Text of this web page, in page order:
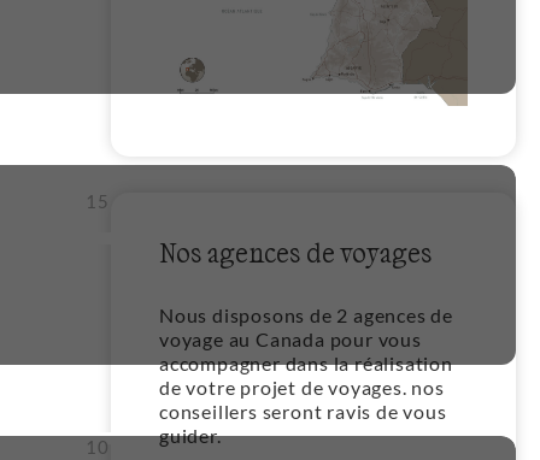
15
10
Nos agences de voyages
Nous disposons de 2 agences de
voyage au Canada pour vous
accompagner dans la réalisation
de votre projet de voyages. nos
conseillers seront ravis de vous
guider.